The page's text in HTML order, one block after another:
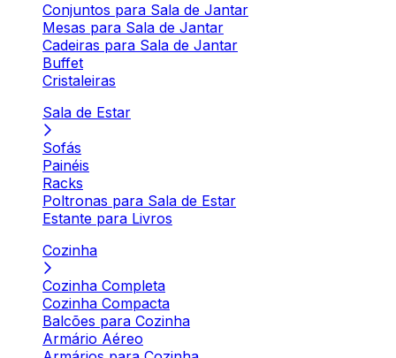
Conjuntos para Sala de Jantar
Mesas para Sala de Jantar
Cadeiras para Sala de Jantar
Buffet
Cristaleiras
Sala de Estar
Sofás
Painéis
Racks
Poltronas para Sala de Estar
Estante para Livros
Cozinha
Cozinha Completa
Cozinha Compacta
Balcões para Cozinha
Armário Aéreo